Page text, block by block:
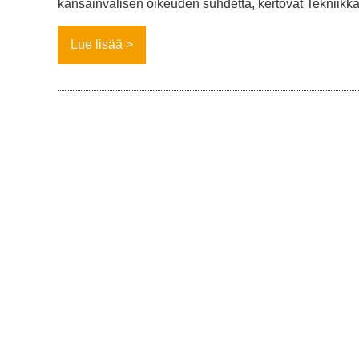
kansainvälisen oikeuden suhdetta, kertovat
Lue lisää